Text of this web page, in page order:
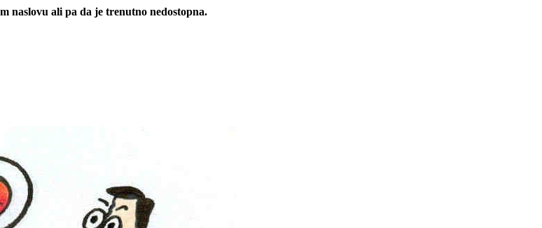
naslovu ali pa da je trenutno nedostopna.